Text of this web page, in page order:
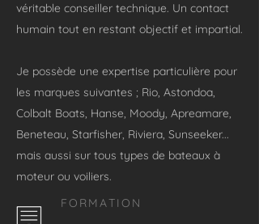
véritable conseiller technique. Un contact
humain tout en restant objectif et impartial.
Je possède une expertise particulière pour
les marques suivantes ; Rio, Astondoa,
Colbalt Boats, Hanse, Moody, Apreamare,
Beneteau, Starfisher, Riviera, Sunseeker...
mais aussi sur tous types de bateaux à
moteur ou voiliers.
FORMATION